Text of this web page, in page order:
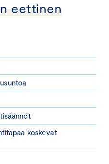
eettinen
koskevat